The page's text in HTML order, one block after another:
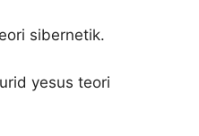
sibernetik.
yesus teori